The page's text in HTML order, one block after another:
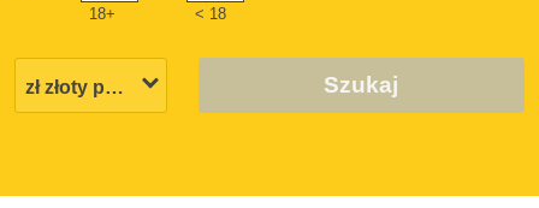
18+ < 18
Szukaj